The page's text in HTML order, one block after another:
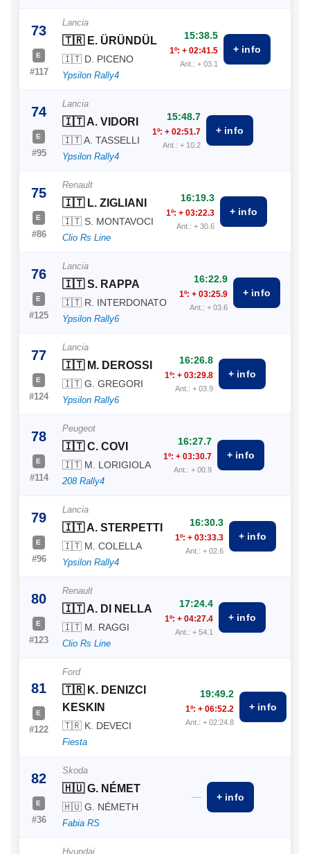
73
E
#117
Lancia
🇹🇷 E. ÜRÜNDÜL
🇮🇹 D. PICENO
Ypsilon Rally4
15:38.5
1º: + 02:41.5
Ant.: + 03.1
+ info
74
E
#95
Lancia
🇮🇹 A. VIDORI
🇮🇹 A. TASSELLI
Ypsilon Rally4
15:48.7
1º: + 02:51.7
Ant.: + 10.2
+ info
75
E
#86
Renault
🇮🇹 L. ZIGLIANI
🇮🇹 S. MONTAVOCI
Clio Rs Line
16:19.3
1º: + 03:22.3
Ant.: + 30.6
+ info
76
E
#125
Lancia
🇮🇹 S. RAPPA
🇮🇹 R. INTERDONATO
Ypsilon Rally6
16:22.9
1º: + 03:25.9
Ant.: + 03.6
+ info
77
E
#124
Lancia
🇮🇹 M. DEROSSI
🇮🇹 G. GREGORI
Ypsilon Rally6
16:26.8
1º: + 03:29.8
Ant.: + 03.9
+ info
78
E
#114
Peugeot
🇮🇹 C. COVI
🇮🇹 M. LORIGIOLA
208 Rally4
16:27.7
1º: + 03:30.7
Ant.: + 00.9
+ info
79
E
#96
Lancia
🇮🇹 A. STERPETTI
🇮🇹 M. COLELLA
Ypsilon Rally4
16:30.3
1º: + 03:33.3
Ant.: + 02.6
+ info
80
E
#123
Renault
🇮🇹 A. DI NELLA
🇮🇹 M. RAGGI
Clio Rs Line
17:24.4
1º: + 04:27.4
Ant.: + 54.1
+ info
81
E
#122
Ford
🇹🇷 K. DENIZCI
KESKIN
🇹🇷 K. DEVECI
Fiesta
19:49.2
1º: + 06:52.2
Ant.: + 02:24.8
+ info
82
E
#36
Skoda
🇭🇺 G. NÉMET
🇭🇺 G. NÉMETH
Fabia RS
— + info
Hyundai